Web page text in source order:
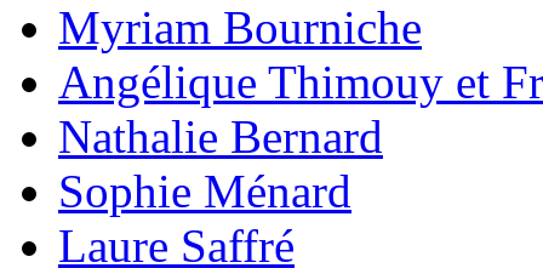
Myriam Bourniche
Angélique Thimouy et
Nathalie Bernard
Sophie Ménard
Laure Saffré